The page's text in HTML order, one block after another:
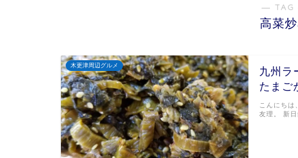
―
高菜
木更津周辺グルメ
九州ラ
たまご
こんにちは
友理。 新